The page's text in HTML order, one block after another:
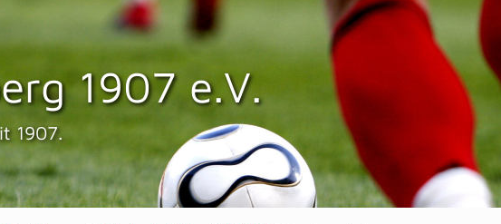
1907 e.V.
1907.